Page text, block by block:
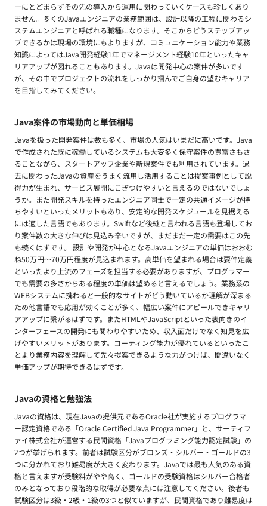
ーにとどまらずその先の導入から運用に関わっていくケースも珍しくあり
ません。多くのJavaエンジニアの業務範囲は、設計以降の工程に関わるシ
ステムエンジニアと呼ばれる職種になります。そこからどうステップアッ
プできるかは現場の環境にもよりますが、コミュニケーション能力や業務
知識によってはJava開発経験1年でマネージメント経験10年といったキャ
リアアップが図れることもあります。Javaは開発中心の案件が多いです
が、その中でプロジェクトの流れをしっかり掴んでご自身の望むキャリア
を目指してみてください。
Java案件の市場動向と単価相場
Javaを扱った開発案件は数も多く、市場の人気はいまだに高いです。Java
で作成された既に稼働しているシステムも大変多く保守案件の豊富さもさ
ることながら、スタートアップ企業や新規案件でも利用されています。過
去に関わったJavaの資産をうまく流用し活用することは提案事例として説
得力が生まれ、サービス展開にこぎつけやすいと言えるのではないでしょ
うか。また開発スキルを持ったエンジニア同士で一定の共通イメージが持
ちやすいといったメリットもあり、安定的な開発スケジュールを見据える
には適した言語でもあります。Swiftなど後継と言われる言語も登場してお
り案件数の大きな伸びは見込み辛いですが、まだまだ一定の需要はこの先
も続くはずです。 設計や開発が中心となるJavaエンジニアの単価はおおむ
ね50万円〜70万円程度が見込まれます。高単価を望まれる場合は要件定義
といったより上流のフェーズを担当する必要がありますが、プログラマー
でも需要の多さからある程度の単価は望めると言えるでしょう。業務系の
WEBシステムに携わると一般的なサイトがどう動いているか理解が深まる
ため他言語でも応用が効くことが多く、幅広い案件にアピールできキャリ
アアップに繋がるはずです。またHTMLやJavaScriptといった表向きのイ
ンターフェースの開発にも関わりやすいため、収入面だけでなく知見を広
げやすいメリットがあります。コーティング能力が優れているといったこ
とより業務内容を理解して先々提案できるような力がつけば、間違いなく
単価アップが期待できるはずです。
Javaの資格と勉強法
Javaの資格は、現在Javaの提供元であるOracle社が実施するプログラマ
ー認定資格である「Oracle Certified Java Programmer」と、サーティフ
ァイ株式会社が運営する民間資格「Javaプログラミング能力認定試験」の
2つが挙げられます。前者は試験区分がブロンズ・シルバー・ゴールドの3
つに分かれており難易度が大きく変わります。Javaでは最も人気のある資
格と言えますが受験料がやや高く、ゴールドの受験資格はシルバー合格者
のみとなっており段階的な取得が必要な点には注意してください。後者も
試験区分は3級・2級・1級の3つと似ていますが、民間資格であり難易度は